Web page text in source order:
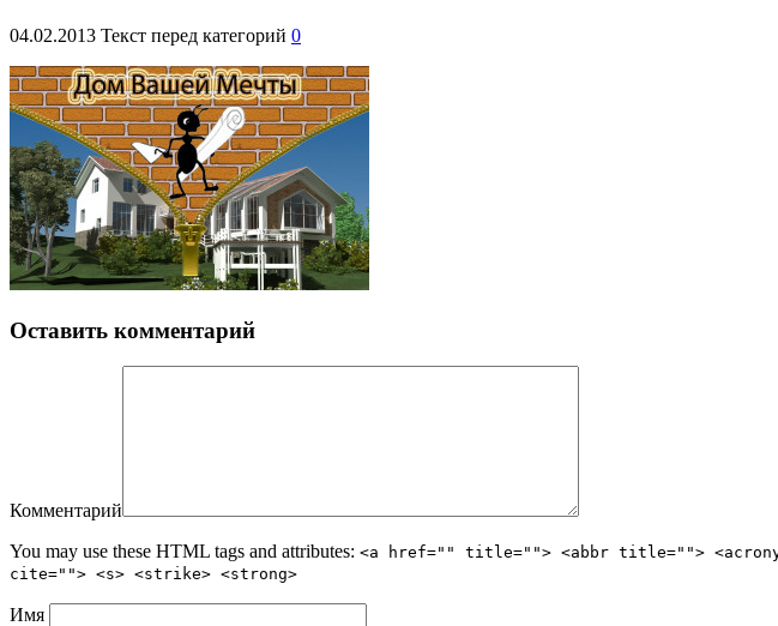
04.02.2013 Текст перед категорий 0
Оставить комментарий
Комментарий
You may use these HTML tags and attributes: <a href="" title=""> <abbr title="">
cite=""> <s> <strike> <strong>
Имя